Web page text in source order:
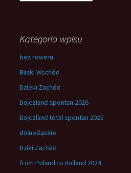
Kategoria wpisu
bez roweru
Bliski Wschód
Daleki Zachód
Dojczland spontan 2026
Dojczland total spontan 2025
dolnośląskie
Dziki Zachód
from Poland to Holland 2024